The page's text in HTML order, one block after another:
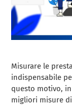
Misurare le
indispensabile
questo motivo,
migliori misure